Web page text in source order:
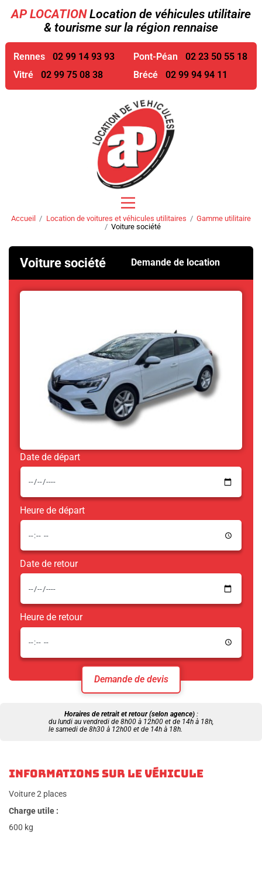
AP LOCATIONLocation de véhicules utilitaire
& tourisme sur la région rennaise
Rennes 02 99 14 93 93 Pont-Péan
02 23 50 55 18
Vitré
02 99 75 08 38 Brécé 02 99 94 94 11
Accueil Location de voitures et véhicules utilitaires
Gamme utilitaire
Voiture société
Voiture société Demande de location
Date de départ
Heure de départ
Date de retour
Heure de retour
Demande de devis
Horaires de retrait et retour (selon agence):
du lundi au vendredi de 8h00 à 12h00 et de 14h à 18h,
le samedi de 8h30 à 12h00 et de 14h à 18h.
INFORMATIONS SUR LE VÉHICULE
Voiture 2 places
Charge utile :
600 kg